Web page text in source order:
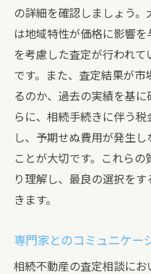
の詳細を確認しましょう
は地域特性が価格に影響
を考慮した査定が行われ
です。また、査定結果が
るのか、過去の実績を基
らに、相続手続きに伴う
し、予期せぬ費用が発生
ことが大切です。これら
り理解し、最良の選択を
きます。
専門家とのコミュニケー
相続不動産の査定相談に